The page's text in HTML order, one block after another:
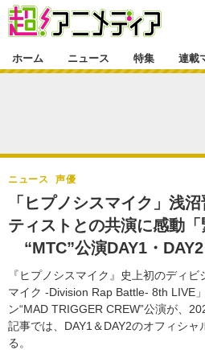
ゲーム・アプリ
グッズ
声優
舞台
特集一覧
ラキりす
連載マンガ
連載マンガ一覧
番組・動画
番組・動画一覧
動画
連載・ブログ
連載・ブログ一覧
編集部ブログ・お知らせ
ホーム ニュース 特集 連載
「ヒプノシスマイク」浅
ティストとの共演に感動
“MTC”公演DAY1・
『ヒプノシスマイク』史上初のディ
マイク -Division Rap Battle- 8th LIVE
ン“MAD TRIGGER CREW”公演が、
記事では、DAY1＆DAY2のオフィシ
る。
ニュース 声優